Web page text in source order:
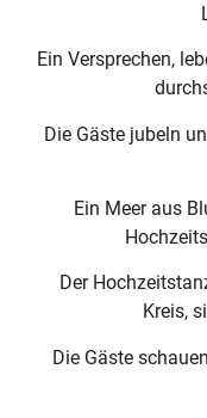
Ein Versprechen,
Die Gäste jubeln
Ein Meer aus
Der
Kreis,
Die Gäste